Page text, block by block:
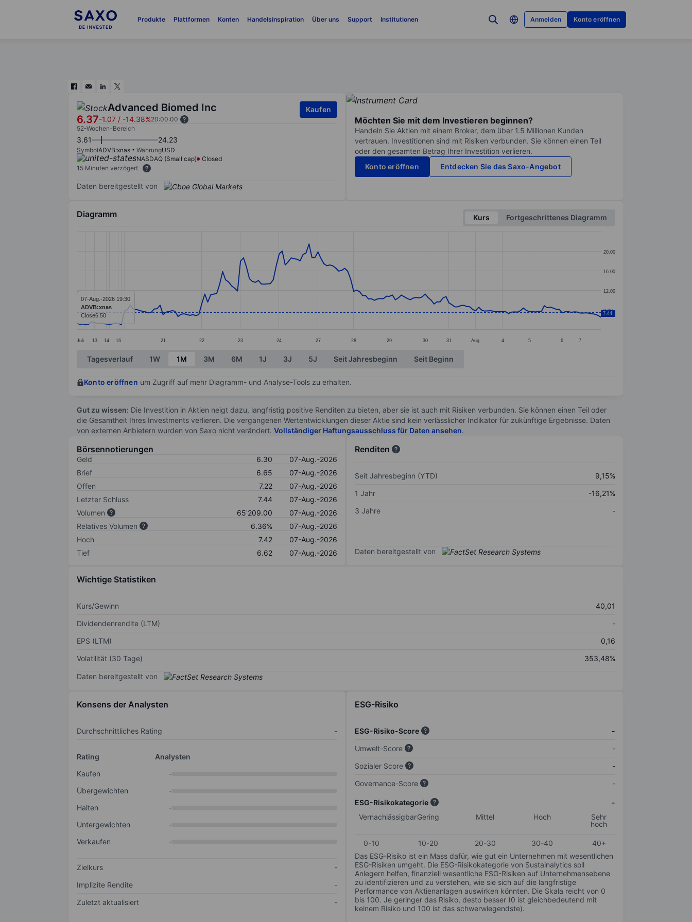
Produkte Plattformen Konten Handelsinspiration Über uns Support Institutionen Anmelden Konto eröffnen
Advanced Biomed Inc
6.37-1.07 / -14.38%20:00:00
Kaufen
52-Wochen-Bereich
3.61 24.23
SymbolADVB:xnas WährungUSD
NASDAQ (Small cap)
Closed
15 Minuten verzögert
Daten bereitgestellt von
Möchten Sie mit dem Investieren beginnen?
Handeln Sie Aktien mit einem Broker, dem über 1.5 Millionen Kunden
vertrauen. Investitionen sind mit Risiken verbunden. Sie können einen Teil
oder den gesamten Betrag Ihrer Investition verlieren.
Konto eröffnen
Entdecken Sie das Saxo-Angebot
Diagramm Kurs
Fortgeschrittenes Diagramm
The chart has 1 X axis displaying categories.
The chart has 1 Y axis displaying values. Data ranges from 4.93 to 21.45.
Juli 13 14 16 21 22 23 24 27 28 29 30 31 Aug. 4 5 6 7
8.00
12.00
16.00
20.00
7.44
07-Aug.-2026 19:30
ADVB:xnas
Close6.50
End of interactive chart.
Tagesverlauf 1W 1M 3M 6M 1J 3J 5J Seit Jahresbeginn Seit Beginn
Konto eröffnen um Zugriff auf mehr Diagramm- und Analyse-Tools zu erhalten.
Gut zu wissen: Die Investition in Aktien neigt dazu, langfristig positive Renditen zu bieten, aber sie ist auch mit Risiken verbunden. Sie können einen Teil oder
die Gesamtheit Ihres Investments verlieren. Die vergangenen Wertentwicklungen dieser Aktie sind kein verlässlicher Indikator für zukünftige Ergebnisse. Daten
von externen Anbietern wurden von Saxo nicht verändert. Vollständiger Haftungsausschluss für Daten ansehen.
Börsennotierungen
Geld 6.30
07-Aug.-2026
Brief
6.65
07-Aug.-2026
Offen
7.22
07-Aug.-2026
Letzter Schluss
7.44
07-Aug.-2026
Volumen
65'209.00
07-Aug.-2026
Relatives Volumen
6.36%
07-Aug.-2026
Hoch
7.42
07-Aug.-2026
Tief
6.62 07-Aug.-2026
Renditen
Seit Jahresbeginn (YTD)
9,15%
1 Jahr
-16,21%
3 Jahre
-
Daten bereitgestellt von
Wichtige Statistiken
Kurs/Gewinn
40,01
Dividendenrendite (LTM)
-
EPS (LTM)
0,16
Volatilität (30 Tage)
353,48%
Daten bereitgestellt von
Konsens der Analysten
Durchschnittliches Rating -
Rating
Analysten
Kaufen
-
Übergewichten
-
Halten
-
Untergewichten
-
Verkaufen
-
Zielkurs
-
Implizite Rendite
-
Zuletzt aktualisiert
-
ESG-Risiko
ESG-Risiko-Score
-
Umwelt-Score
-
Sozialer Score
-
Governance-Score
-
ESG-Risikokategorie
-
VernachlässigbarGering Mittel Hoch
Sehr
hoch
0-10 10-20 20-30 30-40
40+
Das ESG-Risiko ist ein Mass dafür, wie gut ein Unternehmen mit wesentlichen
ESG-Risiken umgeht. Die ESG-Risikokategorie von Sustainalytics soll
Anlegern helfen, finanziell wesentliche ESG-Risiken auf Unternehmensebene
zu identifizieren und zu verstehen, wie sie sich auf die langfristige
Performance von Aktienanlagen auswirken könnten. Die Skala reicht von 0
bis 100. Je geringer das Risiko, desto besser (0 ist gleichbedeutend mit
keinem Risiko und 100 ist das schwerwiegendste).